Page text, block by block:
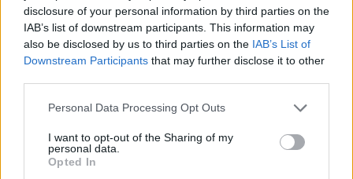
disclosure of your personal information by third parties on the
IAB’s list of downstream participants. This information may
also be disclosed by us to third parties on the IAB’s List of
Downstream Participants that may further disclose it to other
Please note that this website/app uses one or more Google
not limited to your visit or usage behaviour. You may click to
grant or deny consent to Google and its third-party tags to
use your data for below specified purposes in below Google
Personal Data Processing Opt Outs
I want to opt-out of the Sharing of my
personal data.
Opted In